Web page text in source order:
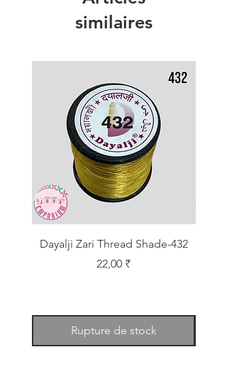
similaires
Dayalji Zari Thread Shade-432
Prix
22,00 ₹
Rupture de stock